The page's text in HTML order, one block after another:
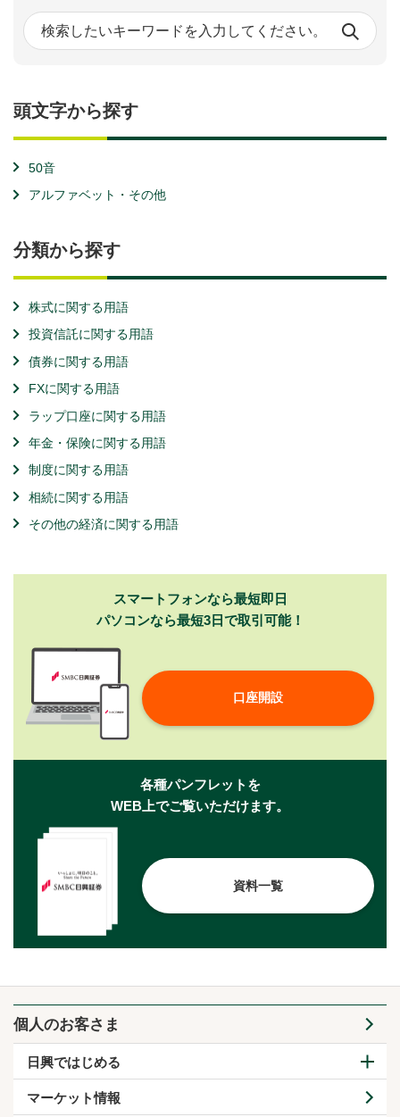
頭文字から探す
50音
アルファベット・その他
分類から探す
株式に関する用語
投資信託に関する用語
債券に関する用語
FXに関する用語
ラップ口座に関する用語
年金・保険に関する用語
制度に関する用語
相続に関する用語
その他の経済に関する用語
スマートフォンなら最短即日
パソコンなら最短3日で取引可能！
口座開設
各種パンフレットを
WEB上でご覧いただけます。
資料一覧
個人のお客さま
日興ではじめる
マーケット情報